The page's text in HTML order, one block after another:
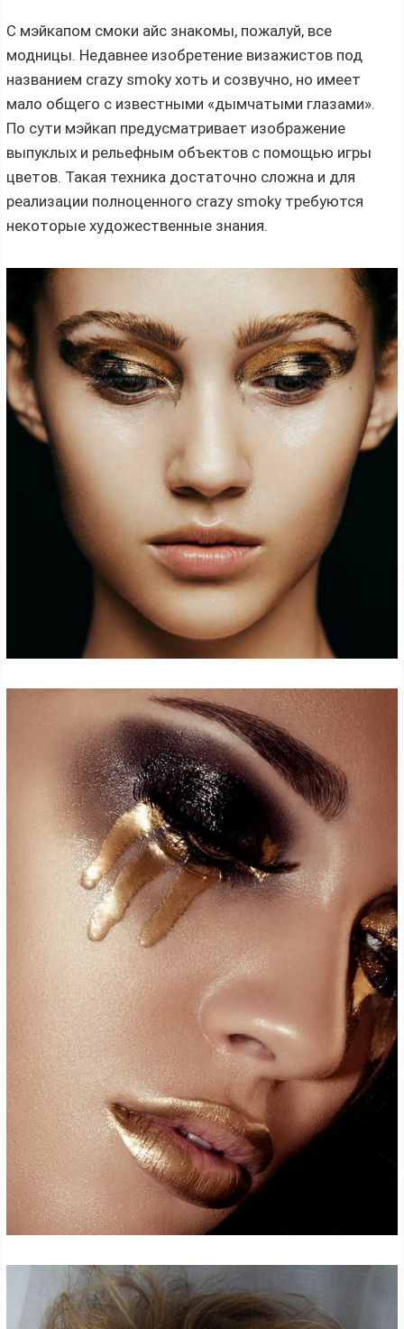
С мэйкапом смоки айс знакомы, пожалуй, все
модницы. Недавнее изобретение визажистов под
названием crazy smoky хоть и созвучно, но имеет
мало общего с известными «дымчатыми глазами».
По сути мэйкап предусматривает изображение
выпуклых и рельефным объектов с помощью игры
цветов. Такая техника достаточно сложна и для
реализации полноценного crazy smoky требуются
некоторые художественные знания.